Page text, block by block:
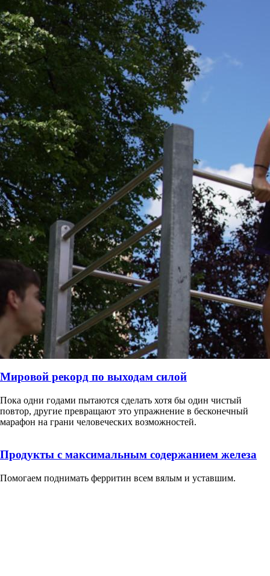
Мировой рекорд по выходам силой
Пока одни годами пытаются сделать хотя бы один чистый
повтор, другие превращают это упражнение в бесконечный
марафон на грани человеческих возможностей.
Продукты с максимальным содержанием железа
Помогаем поднимать ферритин всем вялым и уставшим.